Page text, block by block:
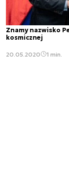
Znamy nazwisko
kosmicznej
20.05.2020 1 min.